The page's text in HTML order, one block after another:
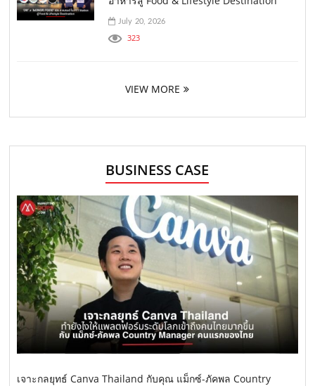
July 20, 2026
323
VIEW MORE
BUSINESS CASE
เจาะกลยุทธ์ Canva Thailand กับคุณ แม็กซ์-ภัคพล Country